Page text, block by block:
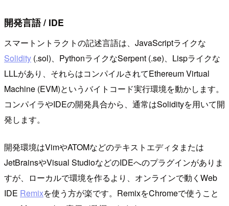
開発言語 / IDE
スマートントラクトの記述言語は、JavaScriptライクな
Solidity (.sol)、PythonライクなSerpent (.se)、Lispライクな
LLLがあり、それらはコンパイルされてEthereum Virtual
Machine (EVM)というバイトコード実行環境を動かします。
コンパイラやIDEの開発具合から、通常はSolidityを用いて開
発します。
開発環境はVimやATOMなどのテキストエディタまたは
JetBrainsやVisual StudioなどのIDEへのプラグインがありま
すが、ローカルで環境を作るより、オンラインで動くWeb
IDE Remixを使う方が楽です。RemixをChromeで使うこと